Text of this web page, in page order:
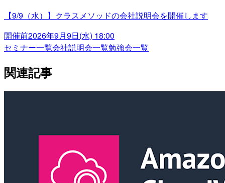
【9/9（水）】クラスメソッドの会社説明会を開催します
開催前2026年9月9日(水) 18:00
セミナー一覧会社説明会一覧勉強会一覧
関連記事